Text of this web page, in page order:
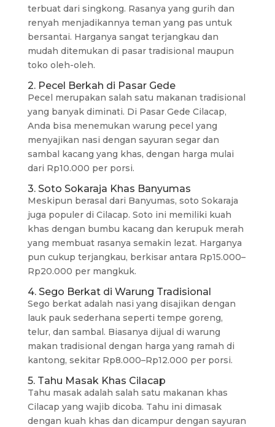
terbuat dari singkong. Rasanya yang gurih dan
renyah menjadikannya teman yang pas untuk
bersantai. Harganya sangat terjangkau dan
mudah ditemukan di pasar tradisional maupun
toko oleh-oleh.
2. Pecel Berkah di Pasar Gede
Pecel merupakan salah satu makanan tradisional
yang banyak diminati. Di Pasar Gede Cilacap,
Anda bisa menemukan warung pecel yang
menyajikan nasi dengan sayuran segar dan
sambal kacang yang khas, dengan harga mulai
dari Rp10.000 per porsi.
3. Soto Sokaraja Khas Banyumas
Meskipun berasal dari Banyumas, soto Sokaraja
juga populer di Cilacap. Soto ini memiliki kuah
khas dengan bumbu kacang dan kerupuk merah
yang membuat rasanya semakin lezat. Harganya
pun cukup terjangkau, berkisar antara Rp15.000–
Rp20.000 per mangkuk.
4. Sego Berkat di Warung Tradisional
Sego berkat adalah nasi yang disajikan dengan
lauk pauk sederhana seperti tempe goreng,
telur, dan sambal. Biasanya dijual di warung
makan tradisional dengan harga yang ramah di
kantong, sekitar Rp8.000–Rp12.000 per porsi.
5. Tahu Masak Khas Cilacap
Tahu masak adalah salah satu makanan khas
Cilacap yang wajib dicoba. Tahu ini dimasak
dengan kuah khas dan dicampur dengan sayuran